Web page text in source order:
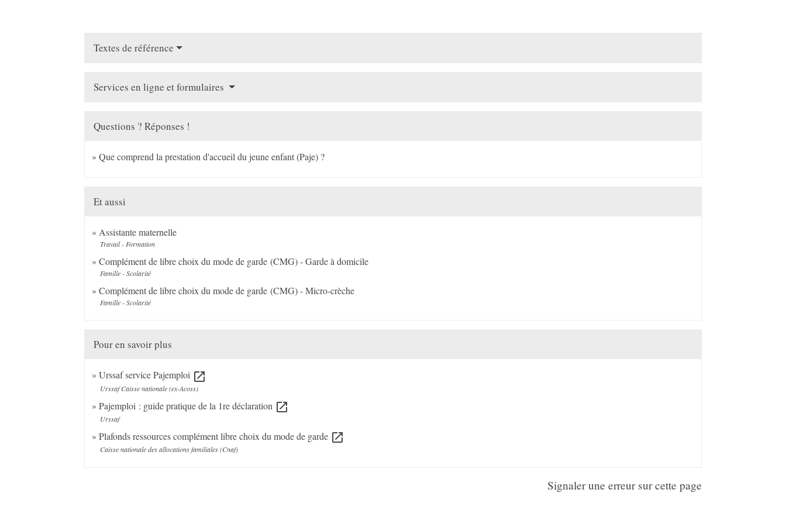
Textes de référence
Services en ligne et formulaires
Questions ? Réponses !
Que comprend la prestation d'accueil du jeune enfant (Paje) ?
Et aussi
Assistante maternelle
Travail - Formation
Complément de libre choix du mode de garde (CMG) - Garde à domicile
Famille - Scolarité
Complément de libre choix du mode de garde (CMG) - Micro-crèche
Famille - Scolarité
Pour en savoir plus
Urssaf service Pajemploi open_in_new
Urssaf Caisse nationale (ex-Acoss)
Pajemploi : guide pratique de la 1re déclaration open_in_new
Urssaf
Plafonds ressources complément libre choix du mode de garde open_in_new
Caisse nationale des allocations familiales (Cnaf)
Signaler une erreur sur cette page